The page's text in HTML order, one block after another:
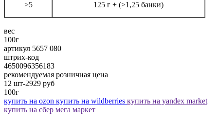
>5 125 г + (>1,25 банки)
вес
100г
артикул 5657 080
штрих-код
4650096356183
рекомендуемая розничная цена
12 шт-2929 руб
100г
купить на ozon купить на wildberries купить на yandex market
купить на сбер мега маркет